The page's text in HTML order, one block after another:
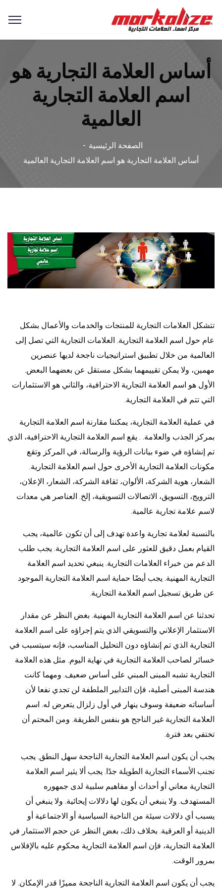
أساس العلامة التجارية هو
اسم العلامة التجارية
العالمية
الصفحة الرئيسية
أساس العلامة التجارية هو اسم العلامة التجارية العالمية
تتشكل العلامات التجارية للمنتجات والخدمات والأعمال بشكل
عام حول اسم العلامة التجارية. العلامات التجارية التي تصل إلى
العالمية من خلال تطبيق استراتيجيات ناجحة لديها عنصرين
مهمين، ولا يمكن تقييمهما بشكل مستقل عن بعضهما البعض.
الأول هو اسم العلامة التجارية الاحترافية، والثاني هو الاستثمارات
التي تتم في العلامة التجارية.
في عملية العلامة التجارية، يمكننا مقارنة اسم العلامة التجارية
بمركز الجذب والعلامة. . يقع اسم العلامة التجارية الاحترافية، الذي
تم إنشاؤه في ضوء بيانات الرؤية والرسالة، في المركز وتقع
مكونات العلامة التجارية الأخرى حول اسم العلامة التجارية.
الشعار، هوية الشركة، الألوان، ثقافة الشركة، الشعار، الإعلان،
الترويج، التسويق، الاتصالات التسويقية، إلخ. العناصر هي معدات
لاسم علامة تجارية عالمية.
بالنسبة لعلامة تجارية واعدة تهدف إلى أن تكون عالمية، يجب
القيام بعمل دقيق للعثور على اسم العلامة التجارية. يجب طلب
الدعم من خبراء العلامات التجارية. ينبغي تحديد اسم العلامة
التجارية المهنية. يجب أيضًا حماية اسم العلامة التجارية الموجود
عن طريق تسجيل اسم العلامة التجارية.
تحدثنا عن اسم العلامة التجارية المهنية. بغض النظر عن مقدار
الاستثمار الإعلاني والتسويقي الذي يتم إجراؤه على اسم العلامة
التجارية الذي تم إنشاؤه دون التحليل المناسب، فإنه سيتسبب في
خسائر لصاحب العلامة التجارية في نهاية اليوم. مثل هذه العلامة
التجارية تشبه المبنى المبني على أساس ضعيف. ومهما كانت
هندسة المبنى أصلية، فإن التدابير الملطفة لن تجدي نفعا لأن
أساساته ضعيفة وسوف ينهار في أول زلزال يتعرض له. اسم
العلامة التجارية غير الناجح هو بنفس الطريقة. ومن المحتم أن
تختفي بعد فترة.
يجب أن يكون اسم العلامة التجارية الناجحة سهل النطق. يجب
تجنب الأسماء التجارية الطويلة جدًا. يجب ألا يثير اسم العلامة
التجارية معاني أو أحداث أو مفاهيم سلبية لدى جمهوره
المستهدف. ولا ينبغي أن يكون لها دلالات إيحائية. ولا ينبغي أن
يسبب أي دلالات سيئة من الناحية السياسية أو الاجتماعية أو
الدينية أو العرقية. بخلاف ذلك، بغض النظر عن حجم الاستثمار في
العلامة التجارية، فإن اسم العلامة التجارية محكوم عليه بالإفلاس
بمرور الوقت.
يجب أن يكون اسم العلامة التجارية الناجحة مميزًا قدر الإمكان. لا